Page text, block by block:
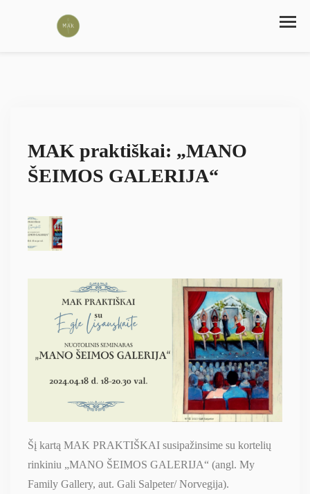
MAK praktiškai: „MANO
ŠEIMOS GALERIJA“
Šį kartą MAK PRAKTIŠKAI susipažinsime su kortelių
rinkiniu „MANO ŠEIMOS GALERIJA“ (angl. My
Family Gallery, aut. Gali Salpeter/ Norvegija).